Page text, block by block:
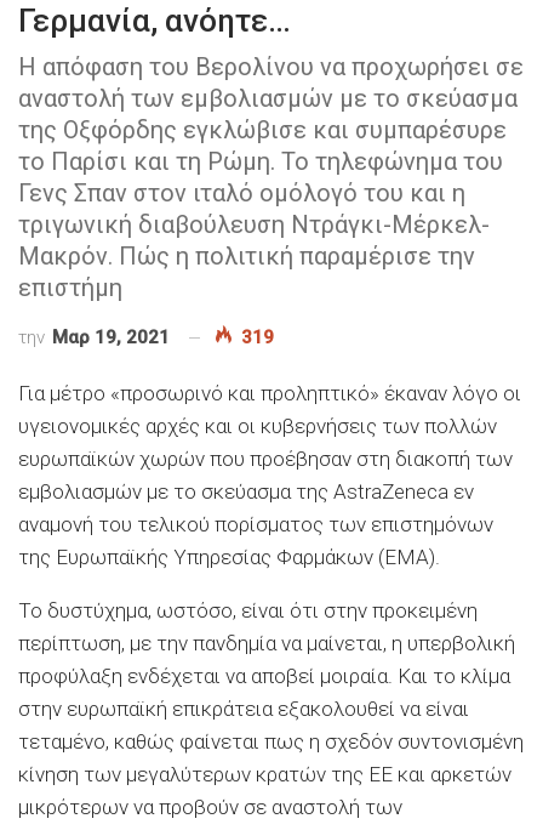
Γερμανία, ανόητε…
Η απόφαση του Βερολίνου να προχωρήσει σε
αναστολή των εμβολιασμών με το σκεύασμα
της Οξφόρδης εγκλώβισε και συμπαρέσυρε
το Παρίσι και τη Ρώμη. Το τηλεφώνημα του
Γενς Σπαν στον ιταλό ομόλογό του και η
τριγωνική διαβούλευση Ντράγκι-Μέρκελ-
Μακρόν. Πώς η πολιτική παραμέρισε την
επιστήμη
την Μαρ 19, 2021 319
Για μέτρο «προσωρινό και προληπτικό» έκαναν λόγο οι
υγειονομικές αρχές και οι κυβερνήσεις των πολλών
ευρωπαϊκών χωρών που προέβησαν στη διακοπή των
εμβολιασμών με το σκεύασμα της AstraZeneca εν
αναμονή του τελικού πορίσματος των επιστημόνων
της Ευρωπαϊκής Υπηρεσίας Φαρμάκων (EMA).
Το δυστύχημα, ωστόσο, είναι ότι στην προκειμένη
περίπτωση, με την πανδημία να μαίνεται, η υπερβολική
προφύλαξη ενδέχεται να αποβεί μοιραία. Και το κλίμα
στην ευρωπαϊκή επικράτεια εξακολουθεί να είναι
τεταμένο, καθώς φαίνεται πως η σχεδόν συντονισμένη
κίνηση των μεγαλύτερων κρατών της ΕΕ και αρκετών
μικρότερων να προβούν σε αναστολή των